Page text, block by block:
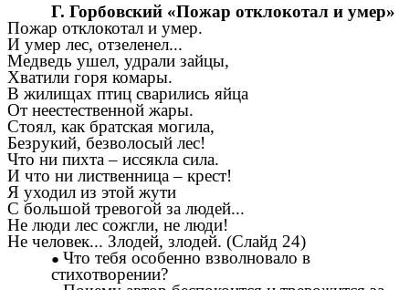
Г. Горбовский «Пожар отклокотал и умер»
Пожар отклокотал и умер.
И умер лес, отзеленел...
Медведь ушел, удрали зайцы,
Хватили горя комары.
В жилищах птиц сварились яйца
От неестественной жары.
Стоял, как братская могила,
Безрукий, безволосый лес!
Что ни пихта – иссякла сила.
И что ни лиственница – крест!
Я уходил из этой жути
С большой тревогой за людей...
Не люди лес сожгли, не люди!
Не человек... Злодей, злодей. (Слайд 24)
Что тебя особенно взволновало в
стихотворении?